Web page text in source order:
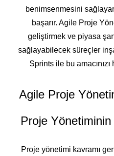
benimsenmesini
başarır. Agile Proje
geliştirmek ve piyasa
sağlayabilecek süreçler
Sprints ile bu
Agile Proje
Proje Yönetiminin
Proje yönetimi kavramı